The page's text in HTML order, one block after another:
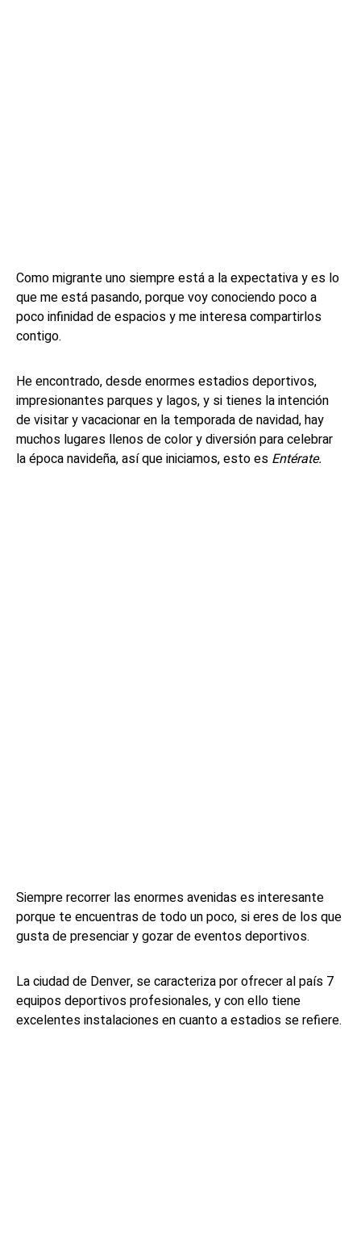
Como migrante uno siempre está a la expectativa y es lo
que me está pasando, porque voy conociendo poco a
poco infinidad de espacios y me interesa compartirlos
contigo.
He encontrado, desde enormes estadios deportivos,
impresionantes parques y lagos, y si tienes la intención
de visitar y vacacionar en la temporada de navidad, hay
muchos lugares llenos de color y diversión para celebrar
la época navideña, así que iniciamos, esto es Entérate.
Siempre recorrer las enormes avenidas es interesante
porque te encuentras de todo un poco, si eres de los que
gusta de presenciar y gozar de eventos deportivos.
La ciudad de Denver, se caracteriza por ofrecer al país 7
equipos deportivos profesionales, y con ello tiene
excelentes instalaciones en cuanto a estadios se refiere.